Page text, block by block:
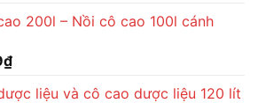
200l – Nồi cô cao 100l cánh
₫
liệu và cô cao dược liệu 120 lít